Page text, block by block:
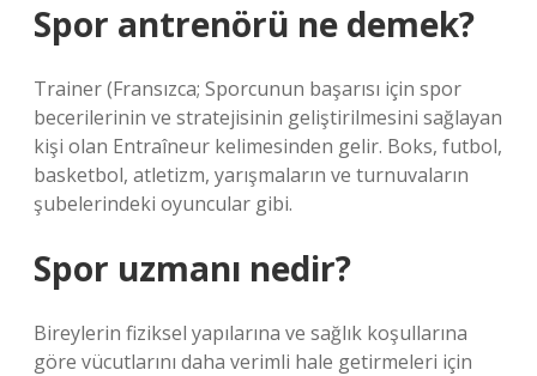
Spor antrenörü ne demek?
Trainer (Fransızca; Sporcunun başarısı için spor
becerilerinin ve stratejisinin geliştirilmesini sağlayan
kişi olan Entraîneur kelimesinden gelir. Boks, futbol,
​​basketbol, ​​atletizm, yarışmaların ve turnuvaların
şubelerindeki oyuncular gibi.
Spor uzmanı nedir?
Bireylerin fiziksel yapılarına ve sağlık koşullarına
göre vücutlarını daha verimli hale getirmeleri için